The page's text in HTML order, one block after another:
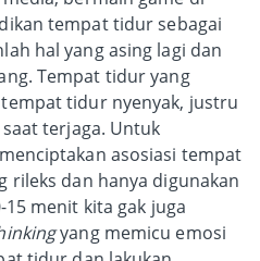
tempat tidur sebagai
hal yang asing lagi dan
Tempat tidur yang
tidur nyenyak, justru
terjaga. Untuk
asosiasi tempat
rileks dan hanya digunakan
menit kita gak juga
yang memicu emosi